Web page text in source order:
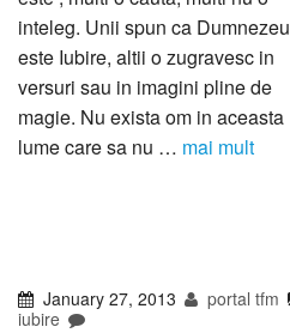
inteleg. Unii spun ca Dumnezeu
este Iubire, altii o zugravesc in
versuri sau in imagini pline de
magie. Nu exista om in aceasta
lume care sa nu … mai mult
January 27, 2013 portal tfm
iubire